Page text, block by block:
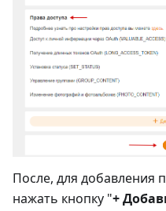
После, для добавления
нажать кнопку "+